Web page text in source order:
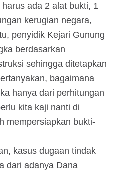
ada 2 alat bukti, 1
kerugian negara,
penyidik Kejari Gunung
berdasarkan
sehingga ditetapkan
bagaimana
hanya dari perhitungan
kita kaji nanti di
mempersiapkan bukti-
kasus dugaan tindak
dari adanya Dana